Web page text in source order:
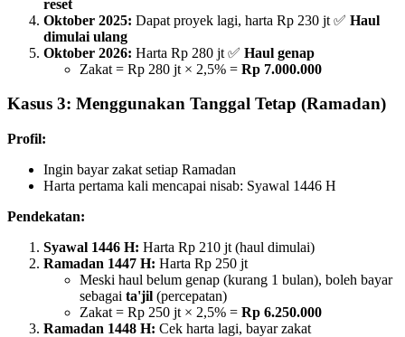
reset
Oktober 2025: Dapat proyek lagi, harta Rp 230 jt ✅ Haul
dimulai ulang
Oktober 2026: Harta Rp 280 jt ✅ Haul genap
Zakat = Rp 280 jt × 2,5% = Rp 7.000.000
Kasus 3: Menggunakan Tanggal Tetap (Ramadan)
Profil:
Ingin bayar zakat setiap Ramadan
Harta pertama kali mencapai nisab: Syawal 1446 H
Pendekatan:
Syawal 1446 H: Harta Rp 210 jt (haul dimulai)
Ramadan 1447 H: Harta Rp 250 jt
Meski haul belum genap (kurang 1 bulan), boleh bayar
sebagai ta'jil (percepatan)
Zakat = Rp 250 jt × 2,5% = Rp 6.250.000
Ramadan 1448 H: Cek harta lagi, bayar zakat